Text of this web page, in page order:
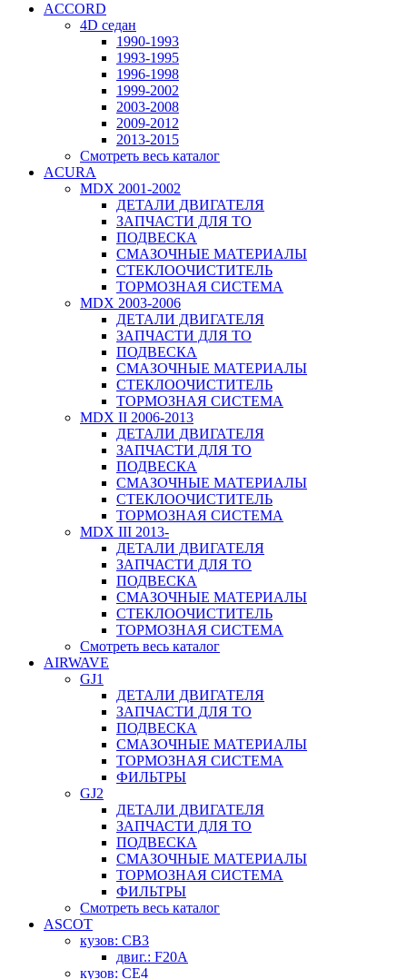
ACCORD
4D седан
1990-1993
1993-1995
1996-1998
1999-2002
2003-2008
2009-2012
2013-2015
Смотреть весь каталог
ACURA
MDX 2001-2002
ДЕТАЛИ ДВИГАТЕЛЯ
ЗАПЧАСТИ ДЛЯ ТО
ПОДВЕСКА
СМАЗОЧНЫЕ МАТЕРИАЛЫ
СТЕКЛООЧИСТИТЕЛЬ
ТОРМОЗНАЯ СИСТЕМА
MDX 2003-2006
ДЕТАЛИ ДВИГАТЕЛЯ
ЗАПЧАСТИ ДЛЯ ТО
ПОДВЕСКА
СМАЗОЧНЫЕ МАТЕРИАЛЫ
СТЕКЛООЧИСТИТЕЛЬ
ТОРМОЗНАЯ СИСТЕМА
MDX II 2006-2013
ДЕТАЛИ ДВИГАТЕЛЯ
ЗАПЧАСТИ ДЛЯ ТО
ПОДВЕСКА
СМАЗОЧНЫЕ МАТЕРИАЛЫ
СТЕКЛООЧИСТИТЕЛЬ
ТОРМОЗНАЯ СИСТЕМА
MDX III 2013-
ДЕТАЛИ ДВИГАТЕЛЯ
ЗАПЧАСТИ ДЛЯ ТО
ПОДВЕСКА
СМАЗОЧНЫЕ МАТЕРИАЛЫ
СТЕКЛООЧИСТИТЕЛЬ
ТОРМОЗНАЯ СИСТЕМА
Смотреть весь каталог
AIRWAVE
GJ1
ДЕТАЛИ ДВИГАТЕЛЯ
ЗАПЧАСТИ ДЛЯ ТО
ПОДВЕСКА
СМАЗОЧНЫЕ МАТЕРИАЛЫ
ТОРМОЗНАЯ СИСТЕМА
ФИЛЬТРЫ
GJ2
ДЕТАЛИ ДВИГАТЕЛЯ
ЗАПЧАСТИ ДЛЯ ТО
ПОДВЕСКА
СМАЗОЧНЫЕ МАТЕРИАЛЫ
ТОРМОЗНАЯ СИСТЕМА
ФИЛЬТРЫ
Смотреть весь каталог
ASCOT
кузов: CB3
двиг.: F20A
кузов: CE4